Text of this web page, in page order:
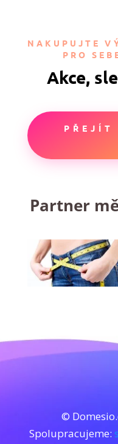
NAKUPUJTE
PRO
Akce,
PŘEJÍT
Partner
©
Spolupracujeme: